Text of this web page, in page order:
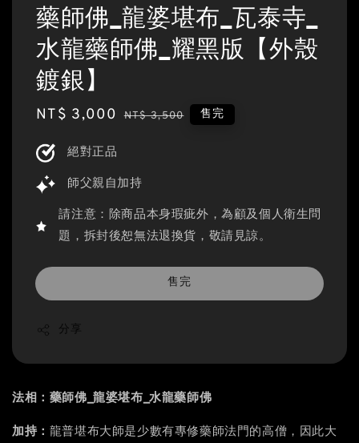
藥師佛_龍婆堪布_瓦泰寺_
水龍藥師佛_耀黑版【外殼
鍍銀】
Sale
NT$ 3,000 Regular
NT$ 3,500 售完
絕對正品
師父親自加持
請注意：除商品本身瑕疵外，為顧及個人衛生問
題，拆封後恕無法退換貨，敬請見諒。
售完
分享
法相：藥師佛_龍婆堪布_水龍藥師佛
加持： 龍普堪布大師是少數有專修藥師法門的高僧，因此大